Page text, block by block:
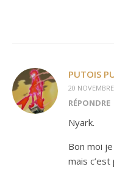
PUTOIS
20
RÉPONDRE
Nyark.
Bon moi
mais c’est